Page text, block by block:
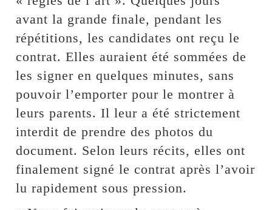
avant la grande finale, pendant les
répétitions, les candidates ont reçu le
contrat. Elles auraient été sommées de
les signer en quelques minutes, sans
pouvoir l’emporter pour le montrer à
leurs parents. Il leur a été strictement
interdit de prendre des photos du
document. Selon leurs récits, elles ont
finalement signé le contrat après l’avoir
lu rapidement sous pression.